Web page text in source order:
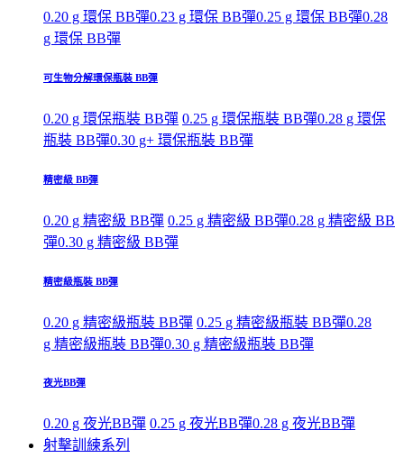
0.20 g 環保 BB彈0.23 g 環保 BB彈0.25 g 環保 BB彈0.28
g 環保 BB彈
可生物分解環保瓶裝 BB彈
0.20 g 環保瓶裝 BB彈 0.25 g 環保瓶裝 BB彈0.28 g 環保
瓶裝 BB彈0.30 g+ 環保瓶裝 BB彈
精密級 BB彈
0.20 g 精密級 BB彈 0.25 g 精密級 BB彈0.28 g 精密級 BB
彈0.30 g 精密級 BB彈
精密級瓶裝 BB彈
0.20 g 精密級瓶裝 BB彈 0.25 g 精密級瓶裝 BB彈0.28
g 精密級瓶裝 BB彈0.30 g 精密級瓶裝 BB彈
夜光BB彈
0.20 g 夜光BB彈 0.25 g 夜光BB彈0.28 g 夜光BB彈
射擊訓練系列